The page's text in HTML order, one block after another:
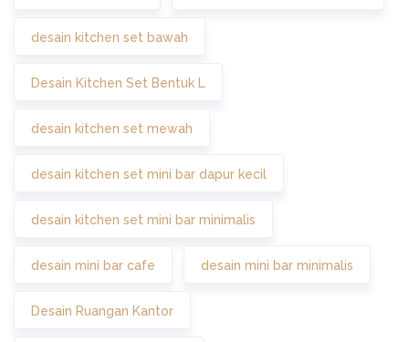
desain kitchen set bawah
Desain Kitchen Set Bentuk L
desain kitchen set mewah
desain kitchen set mini bar dapur kecil
desain kitchen set mini bar minimalis
desain mini bar cafe desain mini bar minimalis
Desain Ruangan Kantor